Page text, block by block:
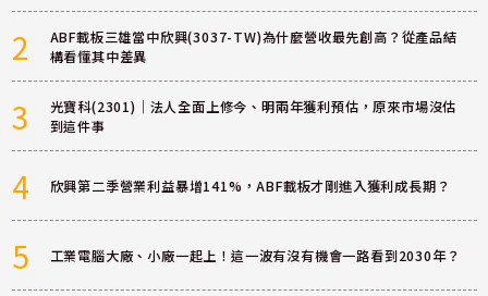
2
ABF載板三雄當中欣興(3037-TW)為什麼營收最先創高？從產品結
構看懂其中差異
3
光寶科(2301)｜法人全面上修今、明兩年獲利預估，原來市場沒估
到這件事
4 欣興第二季營業利益暴增141%，ABF載板才剛進入獲利成長期？
5 工業電腦大廠、小廠一起上！這一波有沒有機會一路看到2030年？